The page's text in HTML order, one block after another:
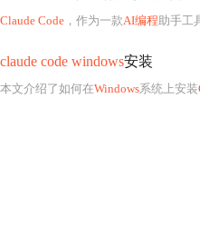
Claude Code ，作为一款AI编程助手工具
claude code windows安装
本文介绍了如何在Windows系统上安装